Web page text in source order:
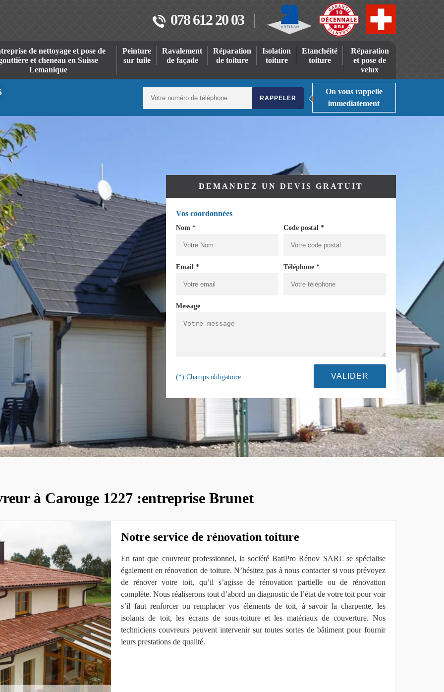
078 612 20 03
de nettoyage et pose de
et cheneau en Suisse
Lemanique
Peinture
sur tuile
Ravalement
de façade
Réparation
de toiture
Isolation
toiture
Etanchéité
toiture
Réparation
et pose de
velux
On vous rappelle
immediatement
DEMANDEZ UN DEVIS GRATUIT
Vos coordonnées
Nom * Code postal *
Email * Téléphone *
Message
(*) Champs obligatoire
à Carouge 1227 :entreprise Brunet
Notre service de rénovation toiture
En tant que couvreur professionnel, la société BatiPro Rénov SARL se spécialise
également en rénovation de toiture. N’hésitez pas à nous contacter si vous prévoyez
de rénover votre toit, qu’il s’agisse de rénovation partielle ou de rénovation
complète. Nous réaliserons tout d’abord un diagnostic de l’état de votre toit pour voir
s’il faut renforcer ou remplacer vos éléments de toit, à savoir la charpente, les
isolants de toit, les écrans de sous-toiture et les matériaux de couverture. Nos
techniciens couvreurs peuvent intervenir sur toutes sortes de bâtiment pour fournir
leurs prestations de qualité.